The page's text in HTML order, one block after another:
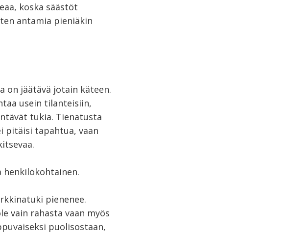
koska säästöt
antamia pieniäkin
on jäätävä jotain käteen.
usein tilanteisiin,
tukia. Tienatusta
pitäisi tapahtua, vaan
henkilökohtainen.
pienenee.
vain rahasta vaan myös
puolisostaan,